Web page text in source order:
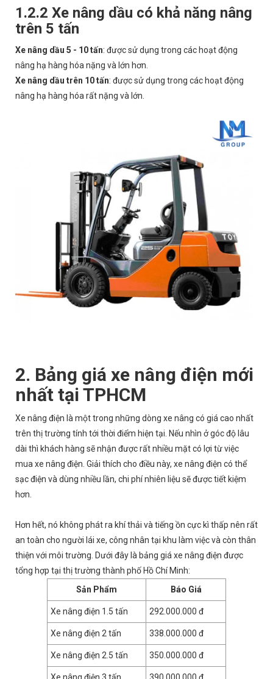
1.2.2 Xe nâng dầu có khả năng nâng
trên 5 tấn
Xe nâng dầu 5 - 10 tấn: được sử dụng trong các hoạt động
nâng hạ hàng hóa nặng và lớn hơn.
Xe nâng dầu trên 10 tấn: được sử dụng trong các hoạt động
nâng hạ hàng hóa rất nặng và lớn.
2. Bảng giá xe nâng điện mới
nhất tại TPHCM
Xe nâng điện là một trong những dòng xe nâng có giá cao nhất
trên thị trường tính tới thời điểm hiện tại. Nếu nhìn ở góc độ lâu
dài thì khách hàng sẽ nhận được rất nhiều mặt có lợi từ việc
mua xe nâng điện. Giải thích cho điều này, xe nâng điện có thể
sạc điện và dùng nhiều lần, chi phí nhiên liệu sẽ được tiết kiệm
hơn.
Hơn hết, nó không phát ra khí thải và tiếng ồn cực kì thấp nên rất
an toàn cho người lái xe, công nhân tại khu làm việc và còn thân
thiện với môi trường. Dưới đây là bảng giá xe nâng điện được
tổng hợp tại thị trường thành phố Hồ Chí Minh:
Sản Phẩm
Báo Giá
Xe nâng điện 1.5 tấn 292.000.000 đ
Xe nâng điện 2 tấn 338.000.000 đ
Xe nâng điện 2.5 tấn 350.000.000 đ